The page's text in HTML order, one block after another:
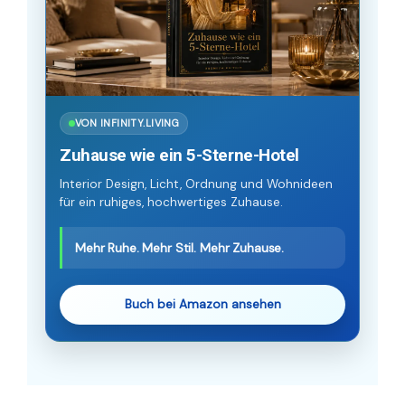
VON INFINITY.LIVING
Zuhause wie ein 5-Sterne-Hotel
Interior Design, Licht, Ordnung und Wohnideen
für ein ruhiges, hochwertiges Zuhause.
Mehr Ruhe. Mehr Stil. Mehr Zuhause.
Buch bei Amazon ansehen